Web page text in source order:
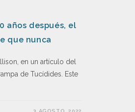
años después, el
que nunca
en un artículo del
de Tucídides. Este